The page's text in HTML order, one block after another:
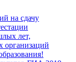
на сдачу
лет,
организаций